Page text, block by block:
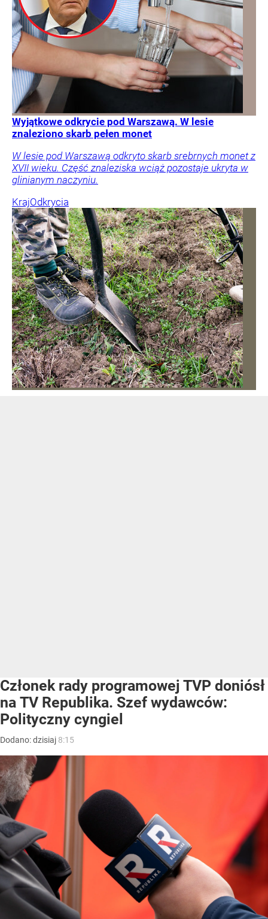
Wyjątkowe odkrycie pod Warszawą. W lesie
znaleziono skarb pełen monet
W lesie pod Warszawą odkryto skarb srebrnych monet z
XVII wieku. Część znaleziska wciąż pozostaje ukryta w
glinianym naczyniu.
KrajOdkrycia
Członek rady programowej TVP doniósł
na TV Republika. Szef wydawców:
Polityczny cyngiel
Dodano:dzisiaj 8:15